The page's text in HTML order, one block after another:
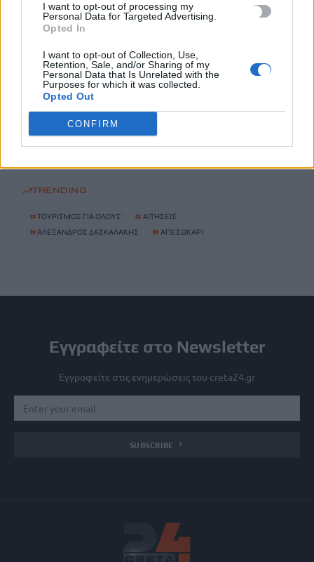
I want to opt-out of processing my
Personal Data for Targeted Advertising.
Opted In
I want to opt-out of Collection, Use,
Retention, Sale, and/or Sharing of my
Personal Data that Is Unrelated with the
Purposes for which it was collected.
Opted Out
CONFIRM
Τουρισμός για Όλους 2026: Από σήμερα κατάθεση αιτήσεων
10 Αυγούστου, 2026
Απεσωκάρι: Ο Πολιτιστικός Σύλλογος πήρε το όνομα του
Αλέξανδρου Δασκαλάκη
10 Αυγούστου, 2026
TRENDING
#ΤΟΥΡΙΣΜΟΣ ΓΙΑ ΟΛΟΥΣ # ΑΙΤΗΣΕΙΣ
#ΑΛΕΞΑΝΔΡΟΣ ΔΑΣΚΑΛΑΚΗΣ # ΑΠΕΣΩΚΑΡΙ
Εγγραφείτε στο Newsletter
Εγγραφείτε στις ενημερώσεις του creta24.gr
SUBSCRIBE